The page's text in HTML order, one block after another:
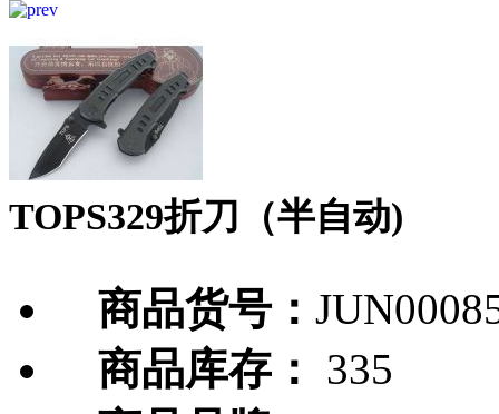
TOPS329折刀（半自动)
商品货号：
商品库存：
335